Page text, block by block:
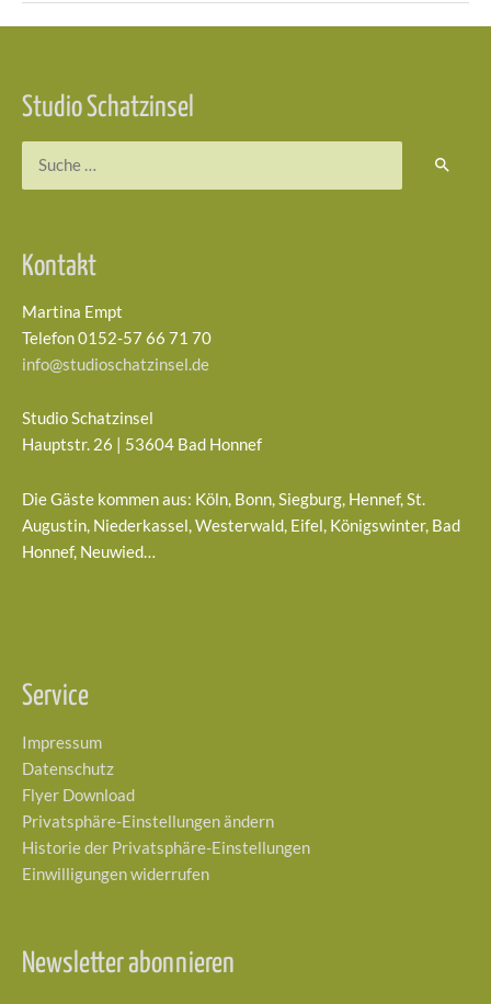
Studio Schatzinsel
Kontakt
Martina Empt
Telefon 0152-57 66 71 70
info@studioschatzinsel.de
Studio Schatzinsel
Hauptstr. 26 | 53604 Bad Honnef
Die Gäste kommen aus: Köln, Bonn, Siegburg, Hennef, St.
Augustin, Niederkassel, Westerwald, Eifel, Königswinter, Bad
Honnef, Neuwied…
Service
Impressum
Datenschutz
Flyer Download
Privatsphäre-Einstellungen ändern
Historie der Privatsphäre-Einstellungen
Einwilligungen widerrufen
Newsletter abonnieren